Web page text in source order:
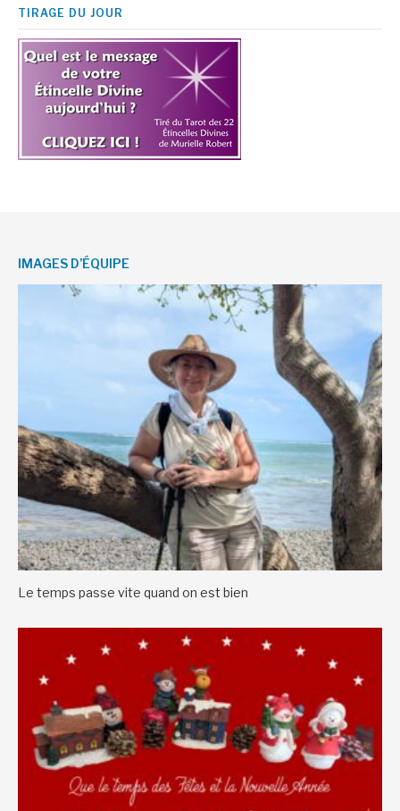
TIRAGE DU JOUR
IMAGES D’ÉQUIPE
Le temps passe vite quand on est bien